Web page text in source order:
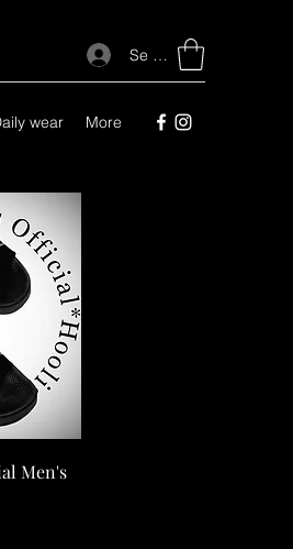
Se connecter
wear More
Men's